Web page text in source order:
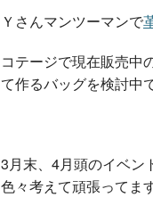
Ｙさんマンツーマンで
コテージで現在販売中
て作るバッグを検討中
3月末、4月頭のイベン
色々考えて頑張ってま